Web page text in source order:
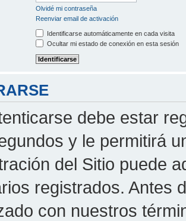
Olvidé mi contraseña
Reenviar email de activación
Identificarse automáticamente en cada visita
Ocultar mi estado de conexión en esta sesión
debe estar
y le permitirá
del Sitio puede
registrados. Antes
con nuestros